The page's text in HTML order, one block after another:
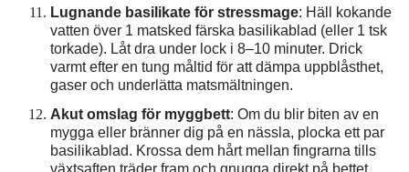
Lugnande basilikate för stressmage: Häll kokande
vatten över 1 matsked färska basilikablad (eller 1 tsk
torkade). Låt dra under lock i 8–10 minuter. Drick
varmt efter en tung måltid för att dämpa uppblåsthet,
gaser och underlätta matsmältningen.
Akut omslag för myggbett: Om du blir biten av en
mygga eller bränner dig på en nässla, plocka ett par
basilikablad. Krossa dem hårt mellan fingrarna tills
växtsaften träder fram och gnugga direkt på bettet.